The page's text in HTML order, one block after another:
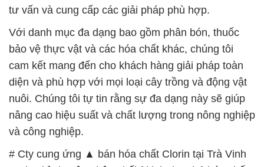
tư vấn và cung cấp các giải pháp phù hợp.
Với danh mục đa dạng bao gồm phân bón, thuốc
bảo vệ thực vật và các hóa chất khác, chúng tôi
cam kết mang đến cho khách hàng giải pháp toàn
diện và phù hợp với mọi loại cây trồng và động vật
nuôi. Chúng tôi tự tin rằng sự đa dạng này sẽ giúp
nâng cao hiệu suất và chất lượng trong nông nghiệp
và công nghiệp.
# Cty cung ứng ▲ bán hóa chất Clorin tại Trà Vinh